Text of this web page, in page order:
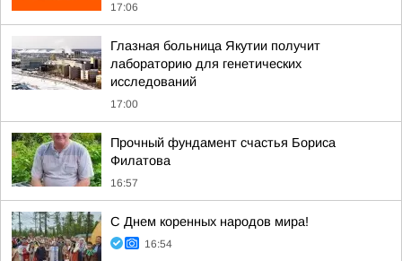
17:06
Глазная больница Якутии получит
лабораторию для генетических
исследований
17:00
Прочный фундамент счастья Бориса
Филатова
16:57
С Днем коренных народов мира!
16:54